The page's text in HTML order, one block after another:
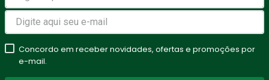
Concordo em receber novidades, ofertas e promoções por
e-mail.